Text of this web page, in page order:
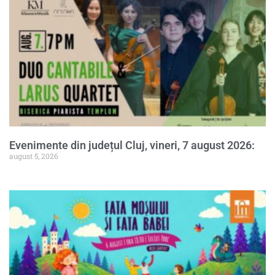
Evenimente din județul Cluj, vineri, 7 august 2026:
august 5, 2026